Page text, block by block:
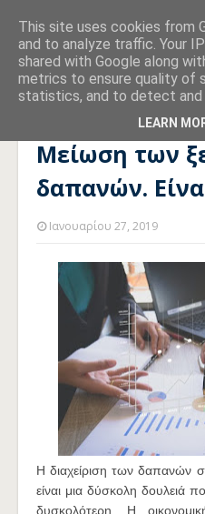
Αρχική σελίδα ΦΙΛΟΞΕΝΙΑ
δαπανών. Είναι εφικτό;
Μείωση των
δαπανών.
Ιανουαρίου 27, 2019
Η διαχείριση των δαπανών
είναι μια δύσκολη δουλειά
δυσκολότερη. Η
This site uses cookies from
and to analyze traffic. Your
shared with Google along
metrics to ensure quality of
statistics, and to detect and
LEARN